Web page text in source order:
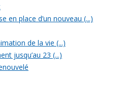
en place d’un nouveau (...)
de la vie (...)
jusqu’au 23 (...)